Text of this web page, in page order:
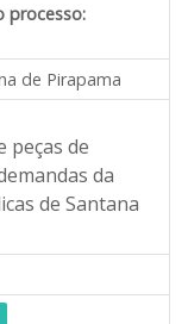
processo:
de Pirapama
peças de
da
de Santana